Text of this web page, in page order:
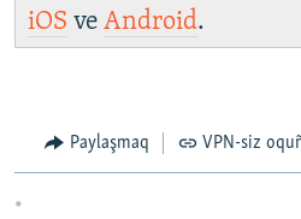
iOS ve Android.
Paylaşmaq VPN-siz
*